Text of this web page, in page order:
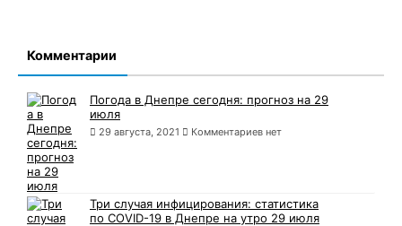
Комментарии
Погода в Днепре сегодня: прогноз на 29
июля
29 августа, 2021 Комментариев нет
Три случая инфицирования: статистика
по COVID-19 в Днепре на утро 29 июля